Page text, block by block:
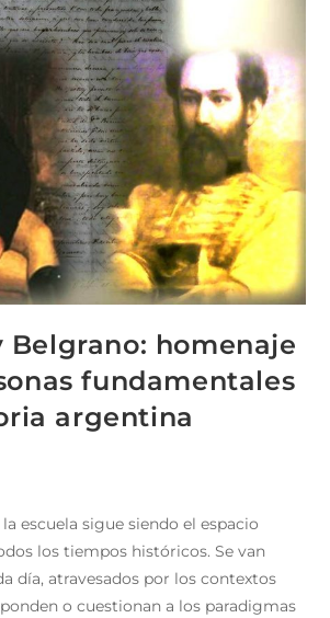
Belgrano: homenaje
fundamentales
argentina
escuela sigue siendo el espacio
los tiempos históricos. Se van
día, atravesados por los contextos
o cuestionan a los paradigmas